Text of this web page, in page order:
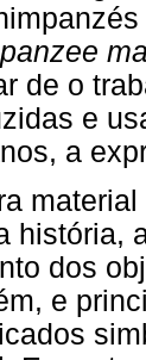
de o
e
a
história,
dos
e